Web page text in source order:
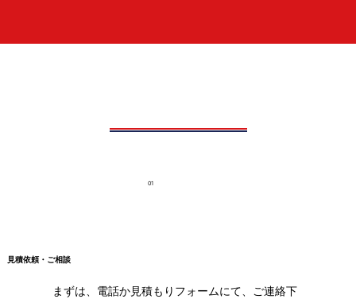
01
まずは、電話か見積もりフォームにて、ご連絡下
見積依頼・ご相談